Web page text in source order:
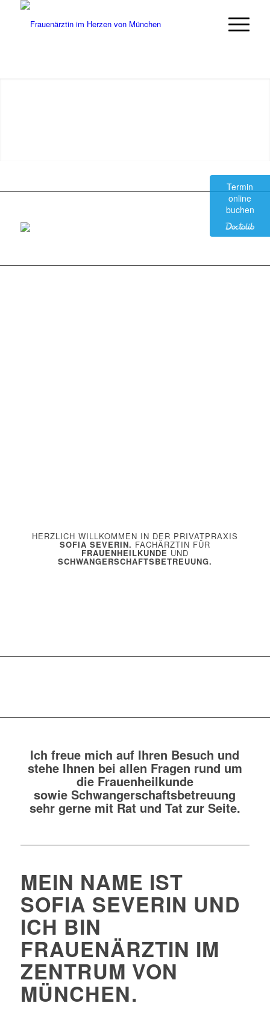
HERZLICH WILLKOMMEN IN DER PRIVATPRAXIS
SOFIA SEVERIN. FACHÄRZTIN FÜR
FRAUENHEILKUNDE UND
SCHWANGERSCHAFTSBETREUUNG.
Ich freue mich auf Ihren Besuch und
stehe Ihnen bei allen Fragen rund um
die Frauenheilkunde
sowie Schwangerschaftsbetreuung
sehr gerne mit Rat und Tat zur Seite.
MEIN NAME IST
SOFIA SEVERIN UND
ICH BIN
FRAUENÄRZTIN IM
ZENTRUM VON
MÜNCHEN.
Termin
online
buchen